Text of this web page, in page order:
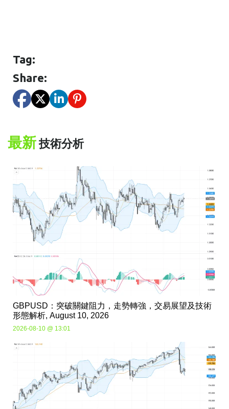
Tag:
Share:
最新技術分析
GBPUSD：突破關鍵阻力，走勢轉強，交易展望及技術
形態解析, August 10, 2026
2026-08-10 @ 13:01